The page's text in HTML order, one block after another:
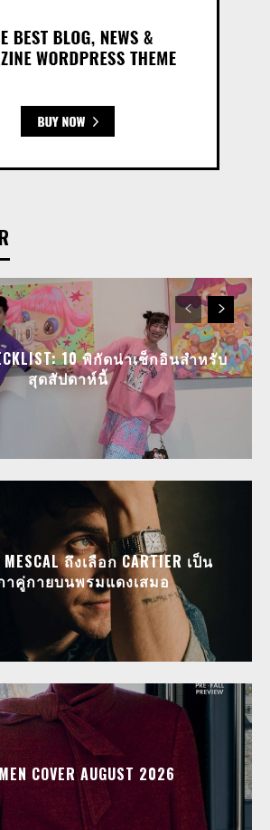
10 พิกัดน่าเช็กอินสำหรับ
สุดสัปดาห์นี้
ถึงเลือก CARTIER เป็น
าคู่กายบนพรมแดงเสมอ
COVER AUGUST 2026